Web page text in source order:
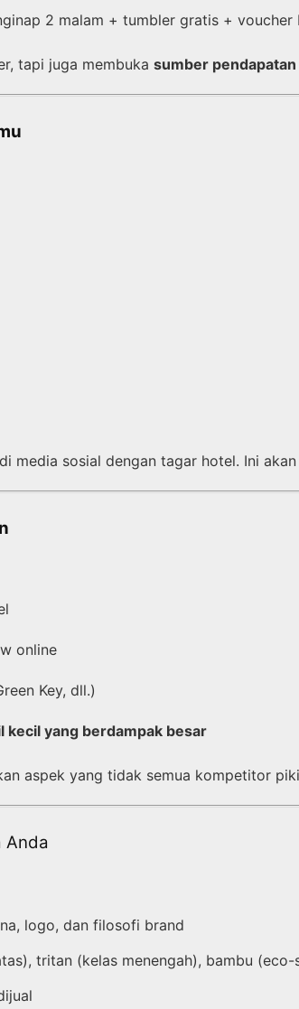
2 malam + tumbler gratis + voucher
tapi juga membuka sumber
sosial dengan tagar hotel. Ini
online
Key, dll.)
kecil yang berdampak besar
aspek yang tidak semua kompetitor
Anda
logo, dan filosofi brand
tritan (kelas menengah), bambu (eco-